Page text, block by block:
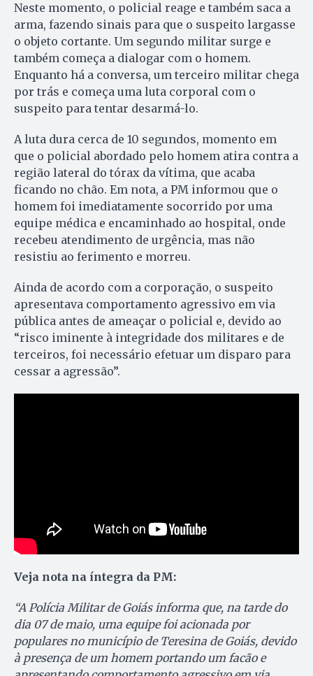
Neste momento, o policial reage e também saca a
arma, fazendo sinais para que o suspeito largasse
o objeto cortante. Um segundo militar surge e
também começa a dialogar com o homem.
Enquanto há a conversa, um terceiro militar chega
por trás e começa uma luta corporal com o
suspeito para tentar desarmá-lo.
A luta dura cerca de 10 segundos, momento em
que o policial abordado pelo homem atira contra a
região lateral do tórax da vítima, que acaba
ficando no chão. Em nota, a PM informou que o
homem foi imediatamente socorrido por uma
equipe médica e encaminhado ao hospital, onde
recebeu atendimento de urgência, mas não
resistiu ao ferimento e morreu.
Ainda de acordo com a corporação, o suspeito
apresentava comportamento agressivo em via
pública antes de ameaçar o policial e, devido ao
“risco iminente à integridade dos militares e de
terceiros, foi necessário efetuar um disparo para
cessar a agressão”.
Veja nota na íntegra da PM:
“A Polícia Militar de Goiás informa que, na tarde do
dia 07 de maio, uma equipe foi acionada por
populares no município de Teresina de Goiás, devido
à presença de um homem portando um facão e